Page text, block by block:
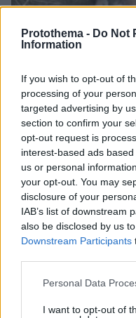
Protothema - Do Not
Information
If you wish to opt-out of
processing of your
targeted advertising by
section to confirm your
opt-out request is
interest-based ads
us or personal
your opt-out. You may
disclosure of your
IAB’s list of downstream
also be disclosed by us
Downstream Participants
Please note that this
not limited to your visit
Personal Data
I want to opt-out of
κατέγραφε τη
αγέλη λύκων εξηγεί
είδε άρρωστο
06.08.2026, 19:34